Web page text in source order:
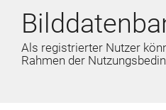
Als registrierter Nutzer
Rahmen der